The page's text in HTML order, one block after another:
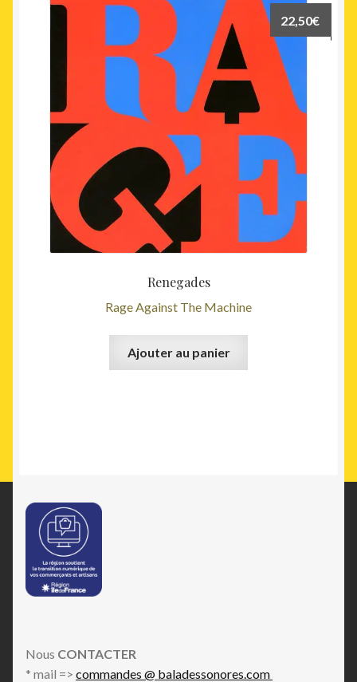
Renegades
Rage Against The Machine
22,50€
Ajouter au panier
Nous CONTACTER
* mail => commandes @ baladessonores.com